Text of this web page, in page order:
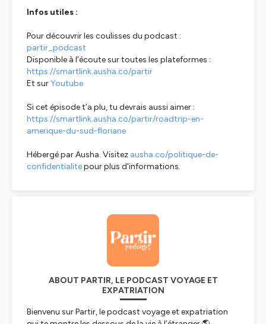
Infos utiles :
Pour découvrir les coulisses du podcast :
partir_podcast
Disponible à l'écoute sur toutes les plateformes :
https://smartlink.ausha.co/partir
Et surYoutube
Si cet épisode t’a plu, tu devrais aussi aimer :
https://smartlink.ausha.co/partir/roadtrip-en-
amerique-du-sud-floriane
Hébergé par Ausha. Visitez ausha.co/politique-de-
confidentialitepour plus d'informations.
ABOUT PARTIR, LE PODCAST VOYAGE ET
EXPATRIATION
Bienvenu sur Partir, le podcast voyage et expatriation